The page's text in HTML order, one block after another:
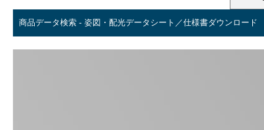
商品データ検索 - 姿図・配光データシート／仕様書ダウンロード